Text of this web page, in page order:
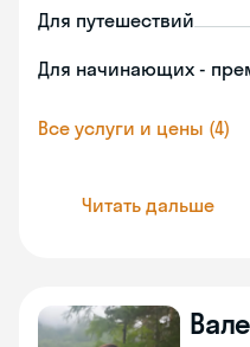
Для путешествий
Для начинающих -
Все услуги и цены (4)
Читать дальше